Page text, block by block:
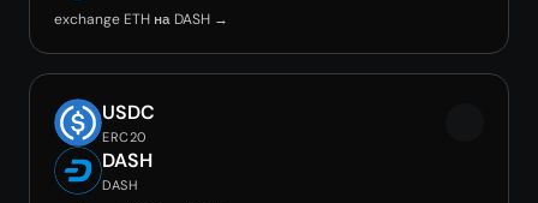
exchange ETH на DASH →
USDC
ERC20
DASH
DASH